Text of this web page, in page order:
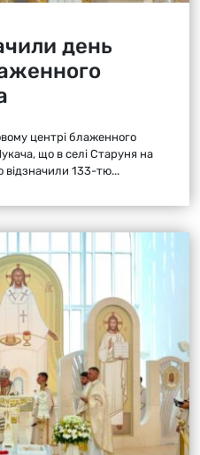
день
центрі блаженного
що в селі Старуня на
відзначили 133-тю...